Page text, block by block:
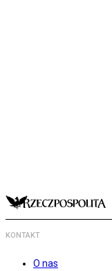
KONTAKT
O nas